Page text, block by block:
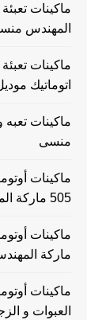
المهندس
ماكينات
اتوماتيك موديل 505 ماركة المهندس
منسى
ماكينات
505 ماركة المهندس منسى
ماركة
ماكينات
العبوات و الزجاجات